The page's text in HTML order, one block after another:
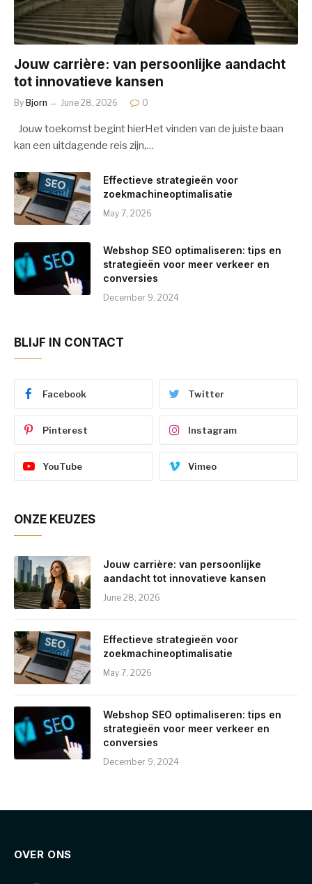
Jouw carrière: van persoonlijke aandacht
tot innovatieve kansen
By Bjorn June 28, 2026 0
Jouw toekomst begint hierHet vinden van de juiste baan
kan een uitdagende reis zijn,…
Effectieve strategieën voor
zoekmachineoptimalisatie
May 7, 2026
Webshop SEO optimaliseren: tips en
strategieën voor meer verkeer en
conversies
December 9, 2024
BLIJF IN CONTACT
Facebook Twitter
Pinterest Instagram
YouTube Vimeo
ONZE KEUZES
Jouw carrière: van persoonlijke
aandacht tot innovatieve kansen
June 28, 2026
Effectieve strategieën voor
zoekmachineoptimalisatie
May 7, 2026
Webshop SEO optimaliseren: tips en
strategieën voor meer verkeer en
conversies
December 9, 2024
OVER ONS